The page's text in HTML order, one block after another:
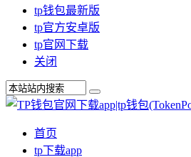
tp钱包最新版
tp官方安卓版
tp官网下载
关闭
首页
tp下载app